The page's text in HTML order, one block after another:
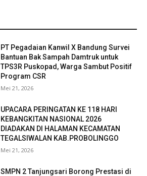
PT Pegadaian Kanwil X Bandung Survei
Bantuan Bak Sampah Damtruk untuk
TPS3R Puskopad, Warga Sambut Positif
Program CSR
Mei 21, 2026
UPACARA PERINGATAN KE 118 HARI
KEBANGKITAN NASIONAL 2026
DIADAKAN DI HALAMAN KECAMATAN
TEGALSIWALAN KAB.PROBOLINGGO
Mei 21, 2026
SMPN 2 Tanjungsari Borong Prestasi di